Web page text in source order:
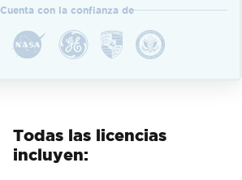
Cuenta con la confianza de
Todas las licencias
incluyen: